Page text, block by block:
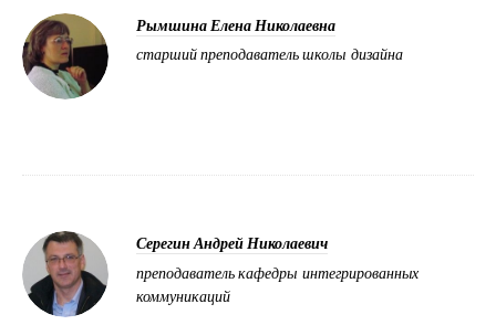
Рымшина Елена Николаевна
старший преподаватель школы дизайна
Серегин Андрей Николаевич
преподаватель кафедры интегрированных
коммуникаций